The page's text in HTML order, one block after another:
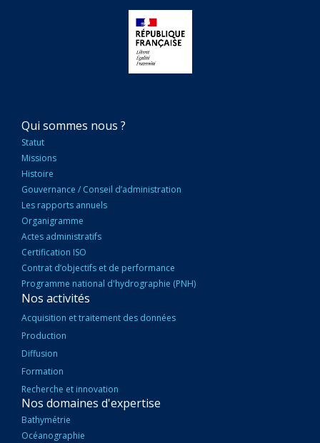
NAVIGATION
PRINCIPALE
Qui sommes nous ?
Statut
Missions
Histoire
Gouvernance / Conseil d’administration
Les rapports annuels
Organigramme
Actes administratifs
Certification ISO
Contrat d’objectifs et de performance
Programme national d'hydrographie (PNH)
Nos activités
Acquisition et traitement des données
Production
Diffusion
Formation
Recherche et innovation
Nos domaines d'expertise
Bathymétrie
Océanographie